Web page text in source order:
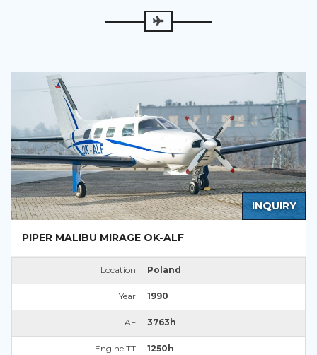
INQUIRY
PIPER MALIBU MIRAGE OK-ALF
Location Poland
Year 1990
TTAF 3763h
Engine TT 1250h